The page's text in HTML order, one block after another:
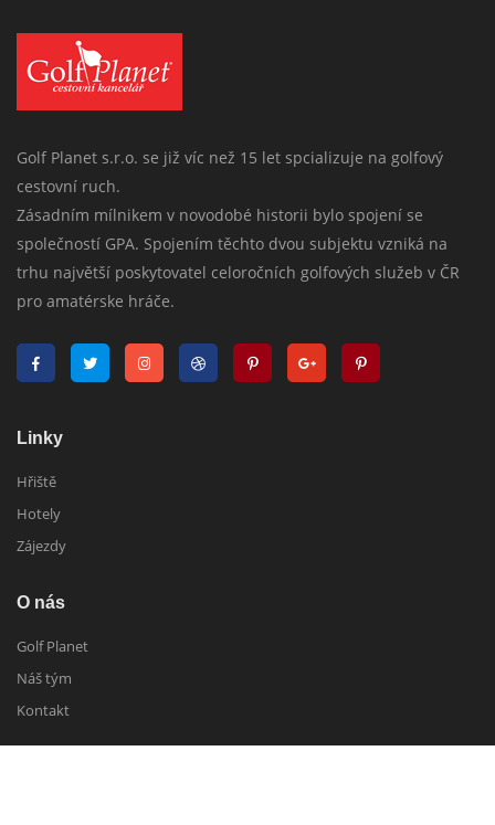
Golf Planet s.r.o. se již víc než 15 let spcializuje na golfový
cestovní ruch.
Zásadním mílnikem v novodobé historii bylo spojení se
společností GPA. Spojením těchto dvou subjektu vzniká na
trhu najvětší poskytovatel celoročních golfových služeb v ČR
pro amatérske hráče.
Linky
Hřiště
Hotely
Zájezdy
O nás
Golf Planet
Náš tým
Kontakt